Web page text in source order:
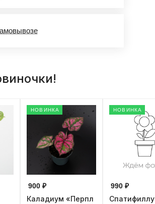
НОВИНКА
900 ₽
Каладиум «Перпл
НОВИНКА
990 ₽